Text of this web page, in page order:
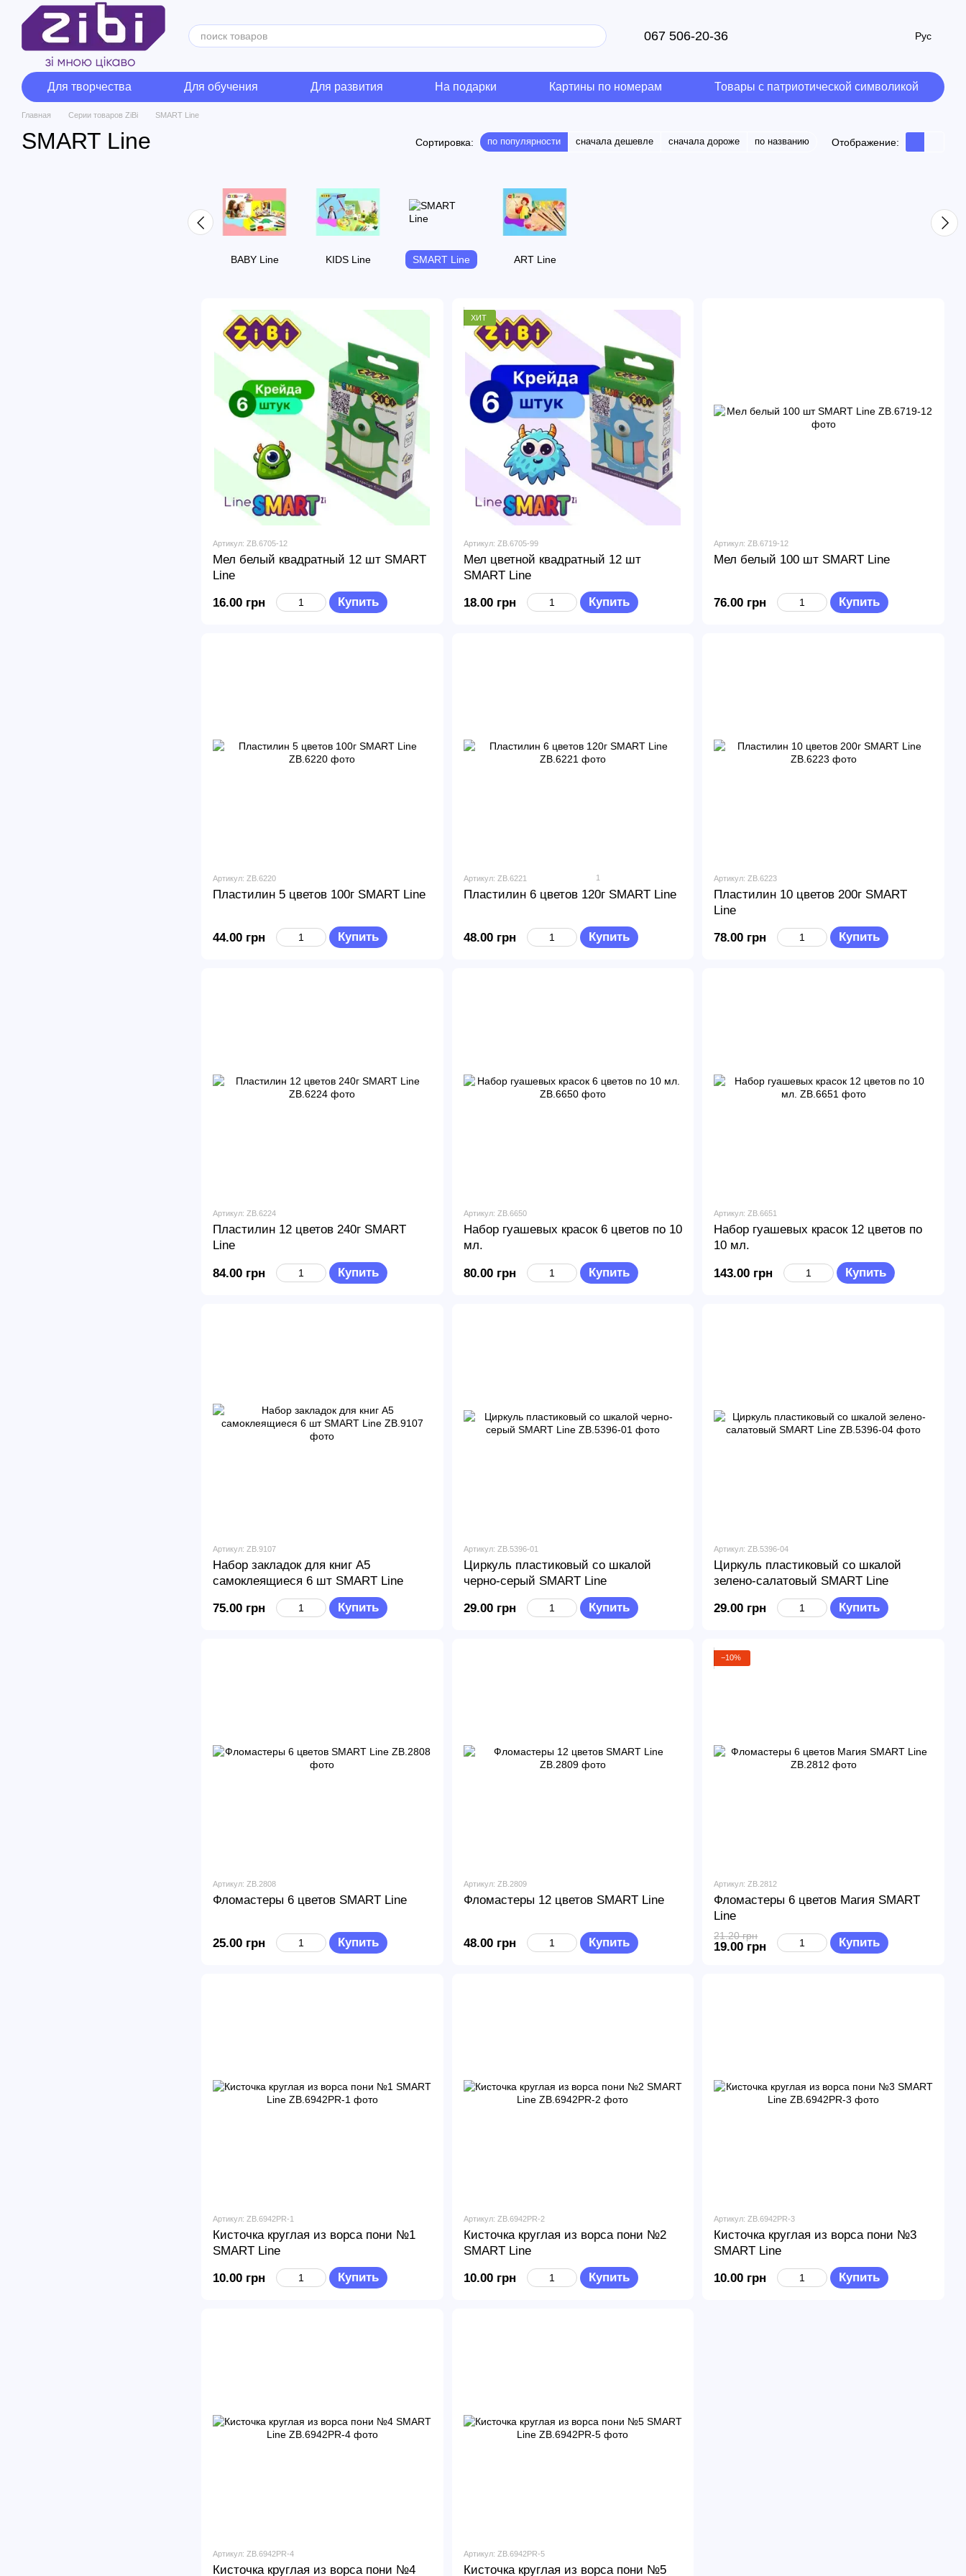
Перейти к основному контенту
067 506-20-36 Рус
Для творчества Для обучения Для развития На подарки Картины по номерам Товары с патриотической символикой
Главная Cерии товаров ZiBi SMART Line
SMART Line Сортировка: по популярности сначала дешевле сначала дороже по названию Отображение:
BABY Line KIDS Line SMART Line ART Line
Артикул: ZB.6705-12
Мел белый квадратный 12 шт SMART
Line
16.00 грн Купить
ХИТ
Артикул: ZB.6705-99
Мел цветной квадратный 12 шт
SMART Line
18.00 грн Купить
Артикул: ZB.6719-12
Мел белый 100 шт SMART Line
76.00 грн Купить
Артикул: ZB.6220
Пластилин 5 цветов 100г SMART Line
44.00 грн Купить
Артикул: ZB.6221 1
Пластилин 6 цветов 120г SMART Line
48.00 грн Купить
Артикул: ZB.6223
Пластилин 10 цветов 200г SMART
Line
78.00 грн Купить
Артикул: ZB.6224
Пластилин 12 цветов 240г SMART
Line
84.00 грн Купить
Артикул: ZB.6650
Набор гуашевых красок 6 цветов по 10
мл.
80.00 грн Купить
Артикул: ZB.6651
Набор гуашевых красок 12 цветов по
10 мл.
143.00 грн Купить
Артикул: ZB.9107
Набор закладок для книг А5
самоклеящиеся 6 шт SMART Line
75.00 грн Купить
Артикул: ZB.5396-01
Циркуль пластиковый со шкалой
черно-серый SMART Line
29.00 грн Купить
Артикул: ZB.5396-04
Циркуль пластиковый со шкалой
зелено-салатовый SMART Line
29.00 грн Купить
Артикул: ZB.2808
Фломастеры 6 цветов SMART Line
25.00 грн Купить
Артикул: ZB.2809
Фломастеры 12 цветов SMART Line
48.00 грн Купить
−10%
Артикул: ZB.2812
Фломастеры 6 цветов Магия SMART
Line
21.20 грн
19.00 грн Купить
Артикул: ZB.6942PR-1
Кисточка круглая из ворса пони №1
SMART Line
10.00 грн Купить
Артикул: ZB.6942PR-2
Кисточка круглая из ворса пони №2
SMART Line
10.00 грн Купить
Артикул: ZB.6942PR-3
Кисточка круглая из ворса пони №3
SMART Line
10.00 грн Купить
Артикул: ZB.6942PR-4
Кисточка круглая из ворса пони №4
Артикул: ZB.6942PR-5
Кисточка круглая из ворса пони №5